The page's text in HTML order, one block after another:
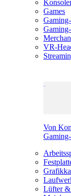
Games
VR-
Von
Lüfter